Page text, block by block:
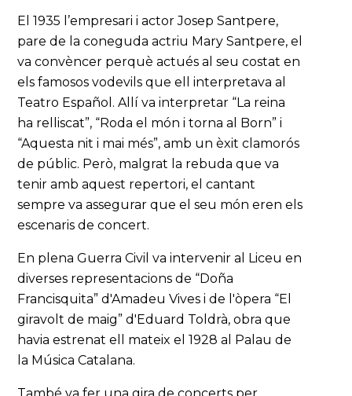
El 1935 l’empresari i actor Josep Santpere,
pare de la coneguda actriu Mary Santpere, el
va convèncer perquè actués al seu costat en
els famosos vodevils que ell interpretava al
Teatro Español. Allí va interpretar “La reina
ha relliscat”, “Roda el món i torna al Born” i
“Aquesta nit i mai més”, amb un èxit clamorós
de públic. Però, malgrat la rebuda que va
tenir amb aquest repertori, el cantant
sempre va assegurar que el seu món eren els
escenaris de concert.
En plena Guerra Civil va intervenir al Liceu en
diverses representacions de “Doña
Francisquita” d'Amadeu Vives i de l'òpera “El
giravolt de maig” d'Eduard Toldrà, obra que
havia estrenat ell mateix el 1928 al Palau de
la Música Catalana.